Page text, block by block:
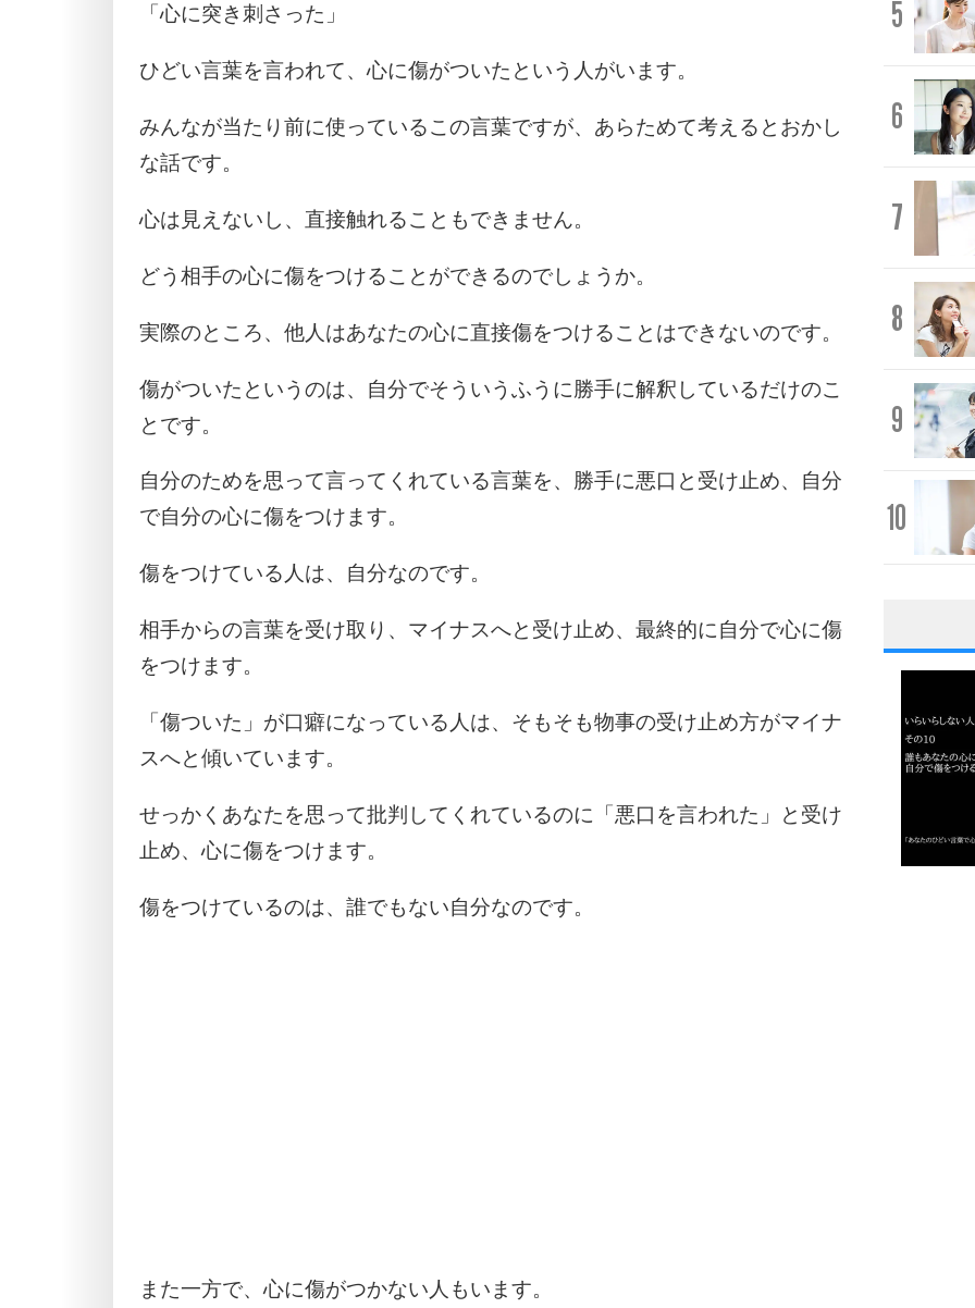
「心に突き刺さった」
ひどい言葉を言われて、心に傷がついたという人がいます。
みんなが当たり前に使っているこの言葉ですが、あらためて考えるとおかし
な話です。
心は見えないし、直接触れることもできません。
どう相手の心に傷をつけることができるのでしょうか。
実際のところ、他人はあなたの心に直接傷をつけることはできないのです。
傷がついたというのは、自分でそういうふうに勝手に解釈しているだけのこ
とです。
自分のためを思って言ってくれている言葉を、勝手に悪口と受け止め、自分
で自分の心に傷をつけます。
傷をつけている人は、自分なのです。
相手からの言葉を受け取り、マイナスへと受け止め、最終的に自分で心に傷
をつけます。
「傷ついた」が口癖になっている人は、そもそも物事の受け止め方がマイナ
スへと傾いています。
せっかくあなたを思って批判してくれているのに「悪口を言われた」と受け
止め、心に傷をつけます。
傷をつけているのは、誰でもない自分なのです。
また一方で、心に傷がつかない人もいます。
5
6
7
8
9
10
1
3